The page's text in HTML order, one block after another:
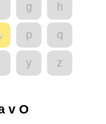
g h
p q
y z
v O